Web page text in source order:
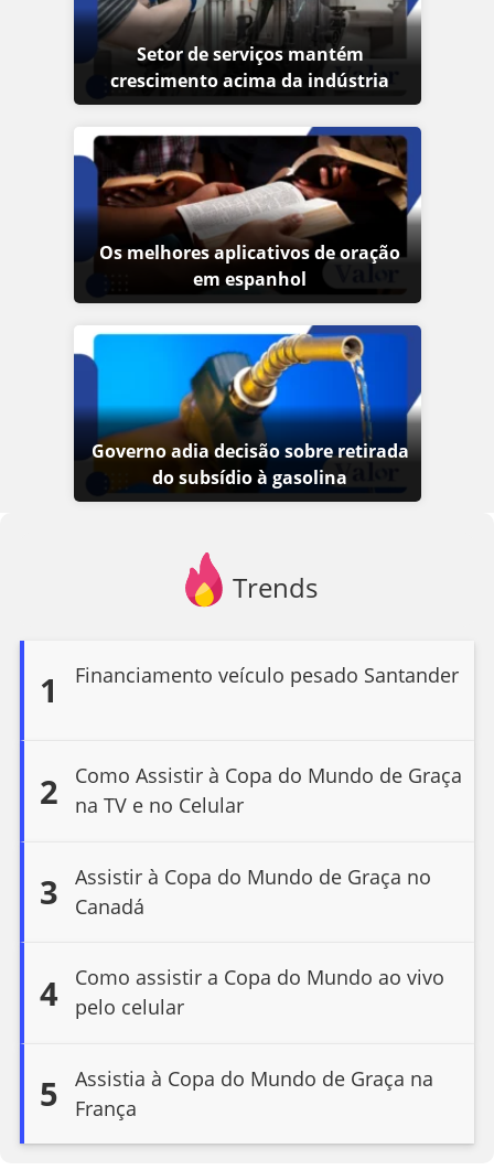
Setor de serviços mantém
crescimento acima da indústria
Os melhores aplicativos de oração
em espanhol
Governo adia decisão sobre retirada
do subsídio à gasolina
Trends
1 Financiamento veículo pesado Santander
2
Como Assistir à Copa do Mundo de Graça
na TV e no Celular
3
Assistir à Copa do Mundo de Graça no
Canadá
4
Como assistir a Copa do Mundo ao vivo
pelo celular
5
Assistia à Copa do Mundo de Graça na
França